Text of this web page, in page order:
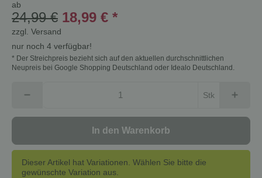
ab
24,99 € 18,99 € *
zzgl. Versand
nur noch 4 verfügbar!
* Der Streichpreis bezieht sich auf den aktuellen durchschnittlichen
Neupreis bei Google Shopping Deutschland oder Idealo Deutschland.
Stk
In den Warenkorb
Dieser Artikel hat Variationen. Wählen Sie bitte die
gewünschte Variation aus.